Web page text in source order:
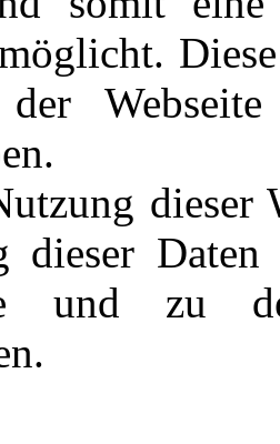
der
dieser
dieser
und zu